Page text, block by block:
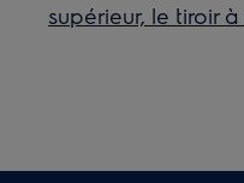
supérieur, le tiroir